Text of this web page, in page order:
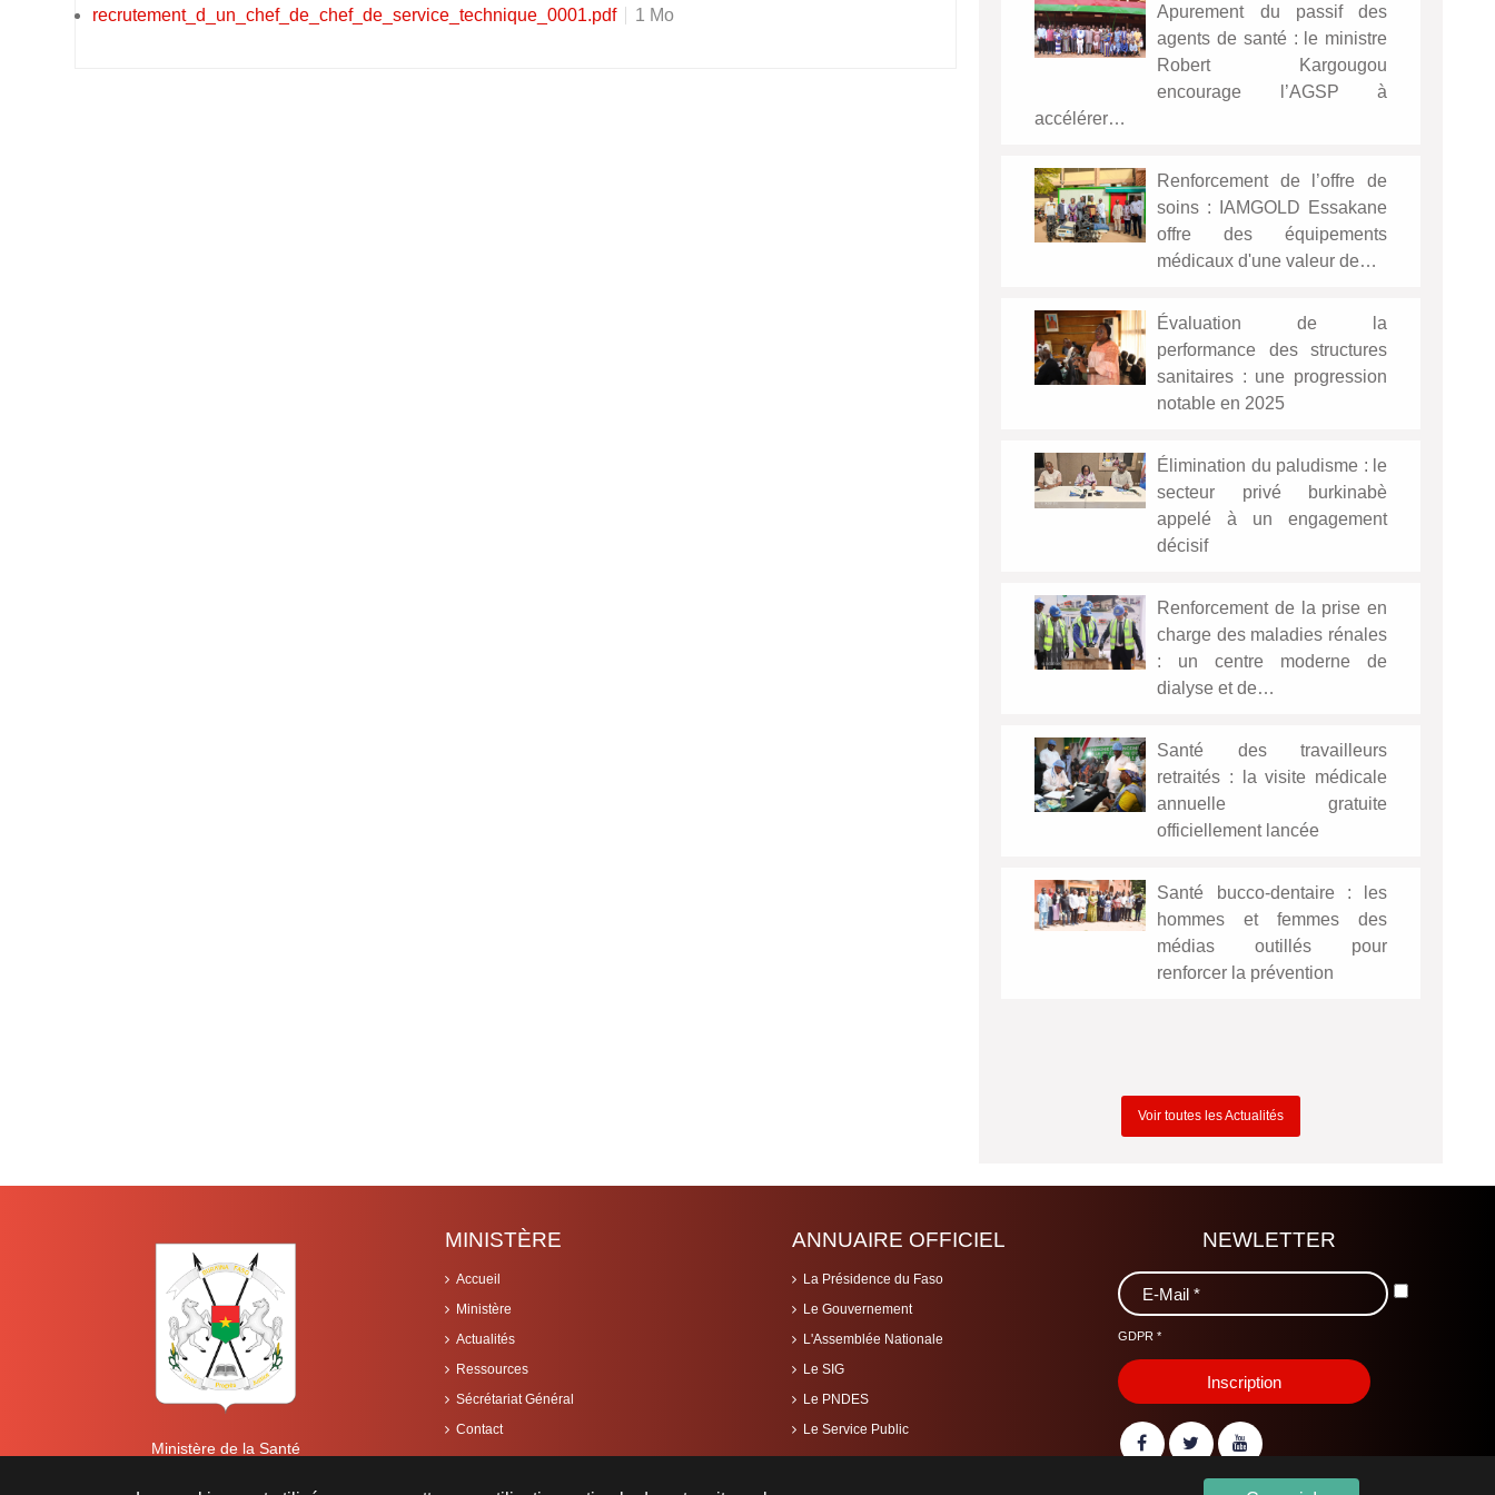
recrutement_d_un_chef_de_chef_de_service_technique_0001.pdf 1 Mo
Apurement du passif des
agents de santé : le ministre
Robert Kargougou
encourage l’AGSP à
accélérer…
Renforcement de l’offre de
soins : IAMGOLD Essakane
offre des équipements
médicaux d'une valeur de…
Évaluation de la
performance des structures
sanitaires : une progression
notable en 2025
Élimination du paludisme : le
secteur privé burkinabè
appelé à un engagement
décisif
Renforcement de la prise en
charge des maladies rénales
: un centre moderne de
dialyse et de…
Santé des travailleurs
retraités : la visite médicale
annuelle gratuite
officiellement lancée
Santé bucco-dentaire : les
hommes et femmes des
médias outillés pour
renforcer la prévention
Voir toutes les Actualités
Ministère de la Santé
MINISTÈRE
Accueil
Ministère
Actualités
Ressources
Sécrétariat Général
Contact
ANNUAIRE OFFICIEL
La Présidence du Faso
Le Gouvernement
L'Assemblée Nationale
Le SIG
Le PNDES
Le Service Public
NEWLETTER
GDPR *